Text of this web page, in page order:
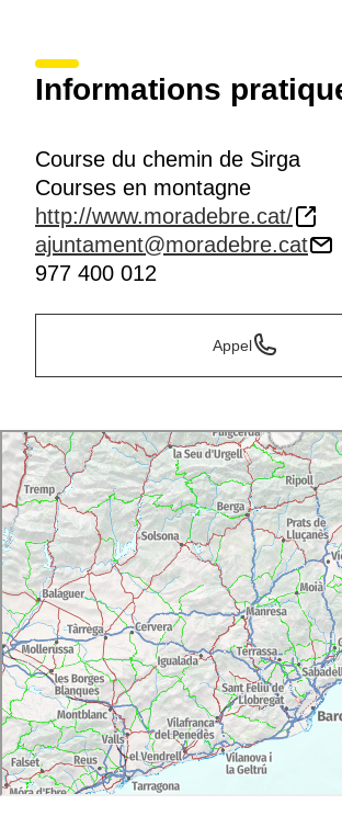
Informations
Course du chemin de Sirga
Courses en montagne
http://www.moradebre.cat/
ajuntament@moradebre.cat
977 400 012
Appel